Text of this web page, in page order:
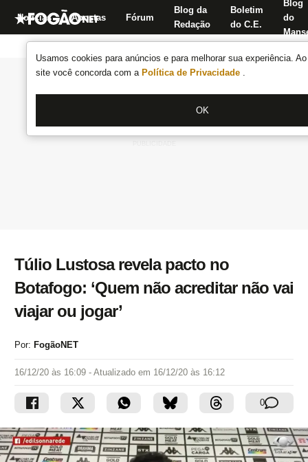
Usamos cookies para anúncios e para melhorar sua experiência.
site você concorda com a Política de Privacidade .
OK
Notícias Apostas Fórum
Blog da
Redação
Boletim
do C.E.
Blog
do
Túlio Lustosa revela pacto no
Botafogo: ‘Quem não acreditar não vai
viajar ou jogar’
Por: FogãoNET
16/12/20 às 16:09 - Atualizado em 16/12/20 às 16:12
0